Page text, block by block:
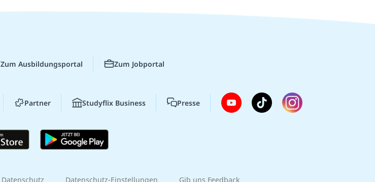
Zum Ausbildungsportal Zum Jobportal
Partner Studyflix Business Presse
Datenschutz Datenschutz-Einstellungen Gib uns Feedback